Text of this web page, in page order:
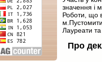
значення і
Роботи, що
Лауреати
Про